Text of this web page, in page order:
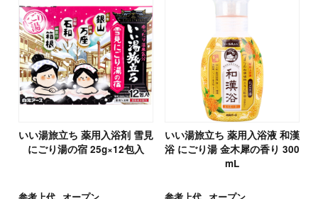
いい湯旅立ち 薬用入浴剤 雪見
にごり湯の宿 25g×12包入
いい湯旅立ち 薬用入浴液 和漢
浴 にごり湯 金木犀の香り 300
mL